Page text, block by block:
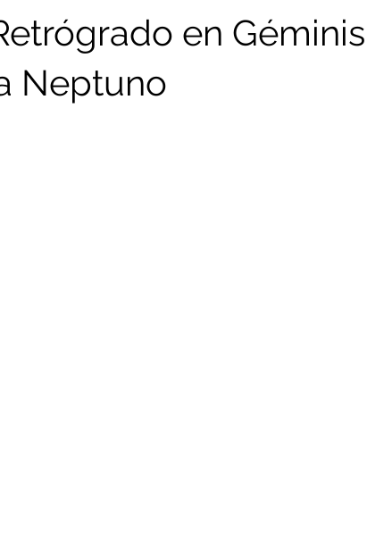
en Géminis
Neptuno